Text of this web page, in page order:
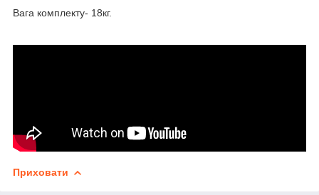
Вага комплекту- 18кг.
Приховати